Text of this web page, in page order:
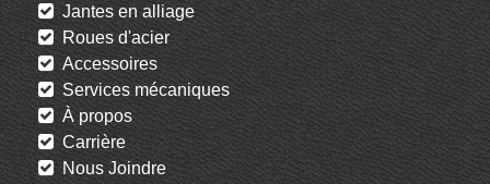
Jantes en alliage
Roues d'acier
Accessoires
Services mécaniques
À propos
Carrière
Nous Joindre